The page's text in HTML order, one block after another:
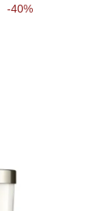
-40%